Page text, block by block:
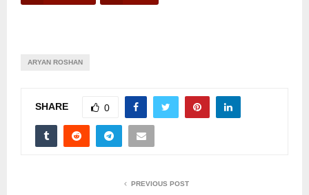
ARYAN ROSHAN
SHARE 0
PREVIOUS POST